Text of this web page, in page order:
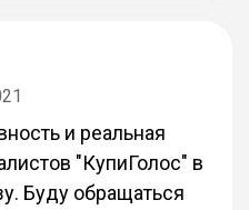
и реальная
"КупиГолос" в
Буду обращаться